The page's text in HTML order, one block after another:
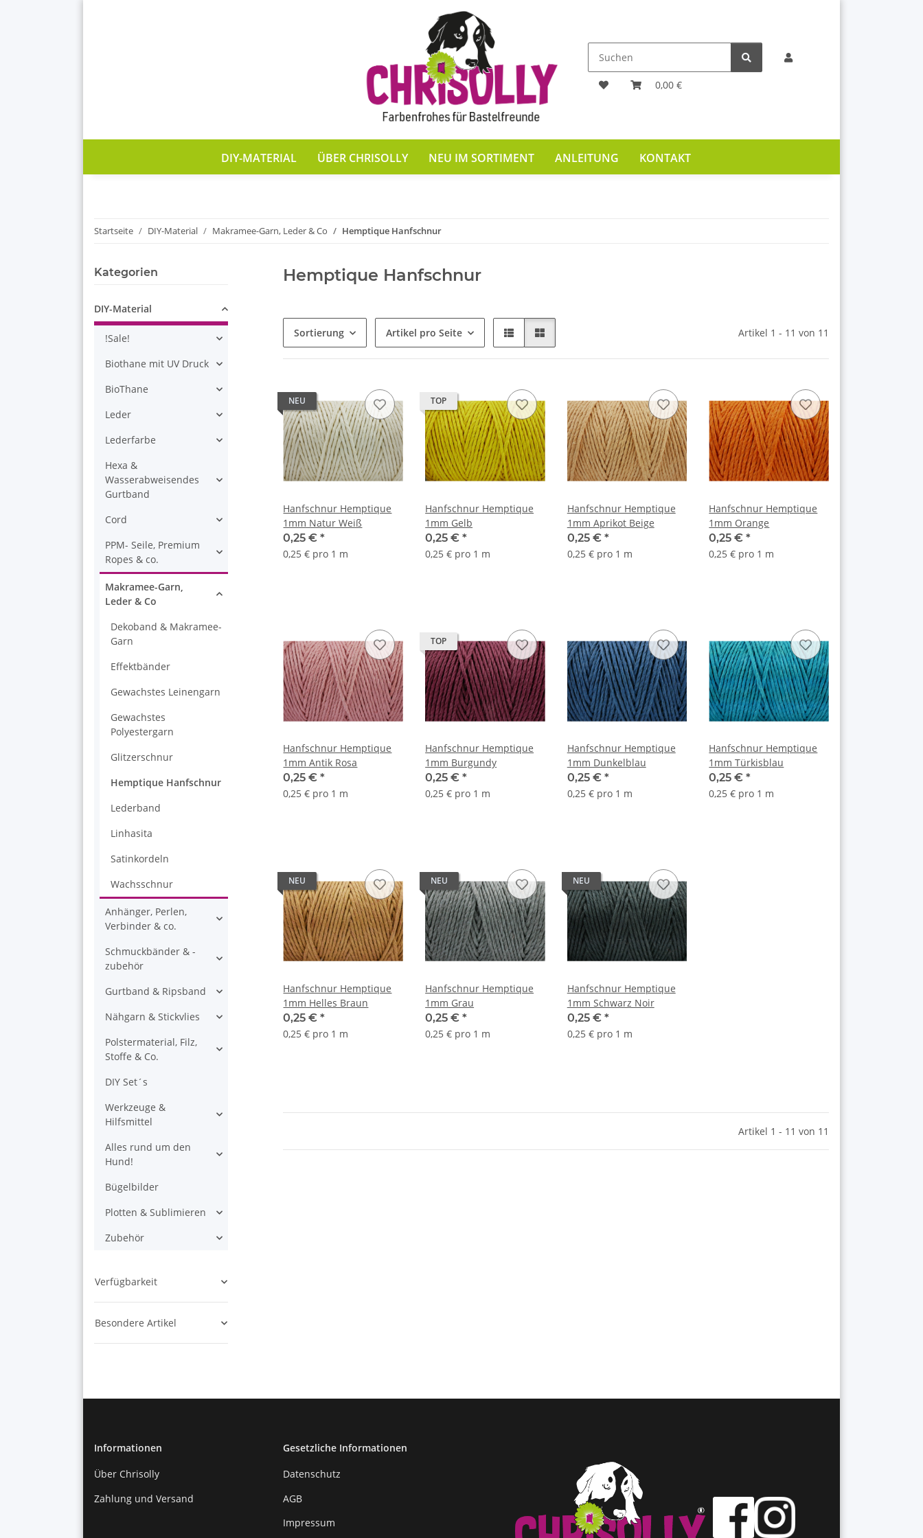
0,00 €
DIY-MATERIAL ÜBER CHRISOLLY NEU IM SORTIMENT ANLEITUNG KONTAKT
Startseite DIY-Material Makramee-Garn, Leder & Co Hemptique Hanfschnur
Hemptique Hanfschnur
Sortierung Artikel pro Seite Artikel 1 - 11 von 11
NEU
Hanfschnur Hemptique
1mm Natur Weiß
0,25 €*
0,25 € pro 1 m
TOP
Hanfschnur Hemptique
1mm Gelb
0,25 €*
0,25 € pro 1 m
Hanfschnur Hemptique
1mm Aprikot Beige
0,25 € *
0,25 € pro 1 m
Hanfschnur Hemptique
1mm Orange
0,25 €*
0,25 € pro 1 m
Hanfschnur Hemptique
1mm Antik Rosa
0,25 €*
0,25 € pro 1 m
TOP
Hanfschnur Hemptique
1mm Burgundy
0,25 €*
0,25 € pro 1 m
Hanfschnur Hemptique
1mm Dunkelblau
0,25 € *
0,25 € pro 1 m
Hanfschnur Hemptique
1mm Türkisblau
0,25 €*
0,25 € pro 1 m
NEU
Hanfschnur Hemptique
1mm Helles Braun
0,25 €*
0,25 € pro 1 m
NEU
Hanfschnur Hemptique
1mm Grau
0,25 €*
0,25 € pro 1 m
NEU
Hanfschnur Hemptique
1mm Schwarz Noir
0,25 € *
0,25 € pro 1 m
Artikel 1 - 11 von 11
Kategorien
DIY-Material
!Sale!
Biothane mit UV Druck
BioThane
Leder
Lederfarbe
Hexa &
Wasserabweisendes
Gurtband
Cord
PPM- Seile, Premium
Ropes & co.
Makramee-Garn,
Leder & Co
Dekoband & Makramee-
Garn
Effektbänder
Gewachstes Leinengarn
Gewachstes
Polyestergarn
Glitzerschnur
Hemptique Hanfschnur
Lederband
Linhasita
Satinkordeln
Wachsschnur
Anhänger, Perlen,
Verbinder & co.
Schmuckbänder & -
zubehör
Gurtband & Ripsband
Nähgarn & Stickvlies
Polstermaterial, Filz,
Stoffe & Co.
DIY Set´s
Werkzeuge &
Hilfsmittel
Alles rund um den
Hund!
Bügelbilder
Plotten & Sublimieren
Zubehör
Verfügbarkeit
Besondere Artikel
Informationen
Über Chrisolly
Zahlung und Versand
Gesetzliche Informationen
Datenschutz
AGB
Impressum